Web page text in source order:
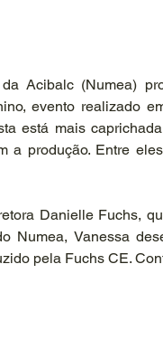
Acibalc (Numea)
evento realizado
está mais
a produção. Entre
Danielle Fuchs,
Numea, Vanessa
pela Fuchs CE.